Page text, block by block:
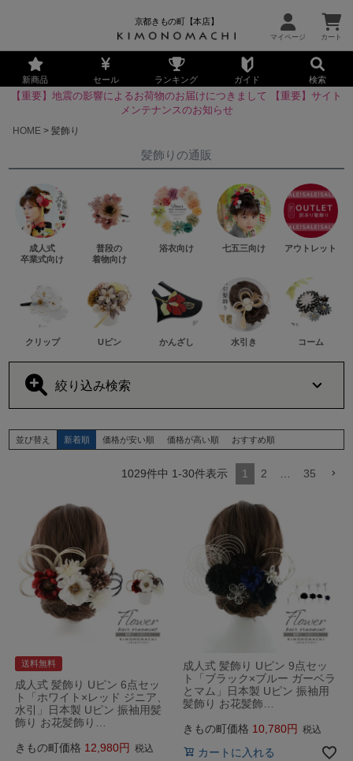
京都きもの町【本店】
新商品 セール ランキング ガイド 検索
【重要】地震の影響によるお荷物のお届けにつきまして
【重要】サイト
メンテナンスのお知らせ
HOME
髪飾り
髪飾りの通販
成人式
卒業式向け
普段の
着物向け
浴衣向け 七五三向け アウトレット
クリップ Uピン かんざし 水引き コーム
絞り込み検索
クリップ Uピン
和装ウィッグ・つけ毛・髷
バレッタ
お花系髪飾り
カチューシャ・その他
並び替え 新着順 価格が安い順 価格が高い順 おすすめ順
1029件中 1-30件表示 1 2 … 35
送料無料
成人式 髪飾り Uピン 6点セッ
ト「ホワイト×レッド ジニア、
水引」日本製 Uピン 振袖用髪
飾り お花髪飾り…
きもの町価格 12,980 税込
成人式 髪飾り Uピン 9点セッ
ト「ブラック×ブルー ガーベラ
とマム」日本製 Uピン 振袖用
髪飾り お花髪飾…
きもの町価格 10,780 税込
カートに入れる